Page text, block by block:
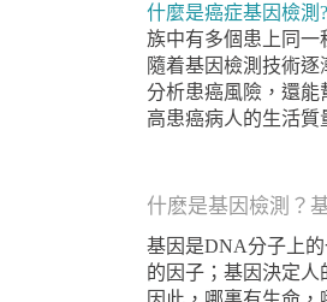
什麼是癌症基因檢測
族中有多個患上同一
隨着基因檢測技術逐
分析患癌風險，還
高患癌病人的生活質
什麽是基因檢測？
基因是DNA分子上
的因子；基因決定人